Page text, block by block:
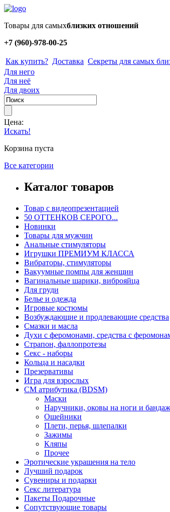
Товары для самыхблизких отношений
+7 (960)-978-00-25
Как купить? Доставка Секреты для самых
Для него
Для неё
Для двоих
Цена:
Искать!
Корзина пуста
Все категории
Каталог товаров
Товар с видеопрезентацией
50 ОТТЕНКОВ СЕРОГО...
Новинки
Товары для мужчин
Анальные стимуляторы
Игрушки ПРЕМИУМ КЛАССА
Вибраторы, стимуляторы
Вакуумные помпы для женщин
Вагинальные шарики, виброяйца
Для груди
Белье и одежда
Игровые костюмы
Возбуждающие и продлевающие средства
Смазки и масла
Духи с феромонами, средства с
Страпон, фаллопротезы
Секс - наборы
Кольца и насадки
Презервативы
Игра для взрослых
СМ атрибутика (BDSM)
Маски
Наручники, оковы на ноги и
Ошейники
Плети, перья, шлепалки
Зажимы
Кляпы
Прочее
Эротические украшения на тело
Лучший подарок
Сувениры и подарки
Секс литература
Пакеты Подарочные
Сопутствующие товары